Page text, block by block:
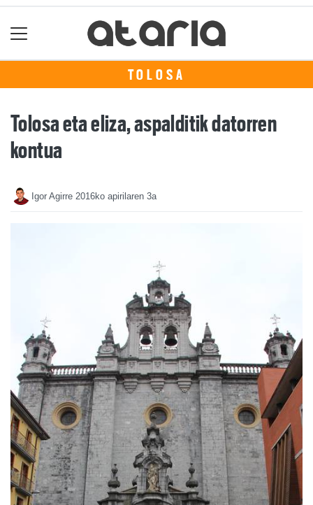
TOLOSA
Tolosa eta eliza, aspalditik datorren
kontua
Igor Agirre 2016ko apirilaren 3a